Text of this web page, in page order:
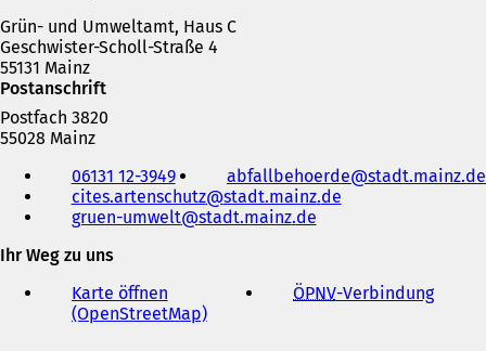
Grün- und Umweltamt, Haus C
Geschwister-Scholl-Straße 4
55131 Mainz
Postanschrift
Postfach 3820
55028 Mainz
Fax
und
Adresse
06131 12-3949 abfallbehoerde stadt.mainz de
cites.artenschutz
stadt.mainz de
gruen-umwelt
stadt.mainz de
Ihr Weg zu uns
Karte öffnen
(OpenStreetMap)(
ÖPNV-Verbindung(